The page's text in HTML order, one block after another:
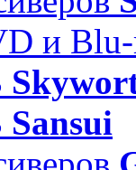
и
Sansui